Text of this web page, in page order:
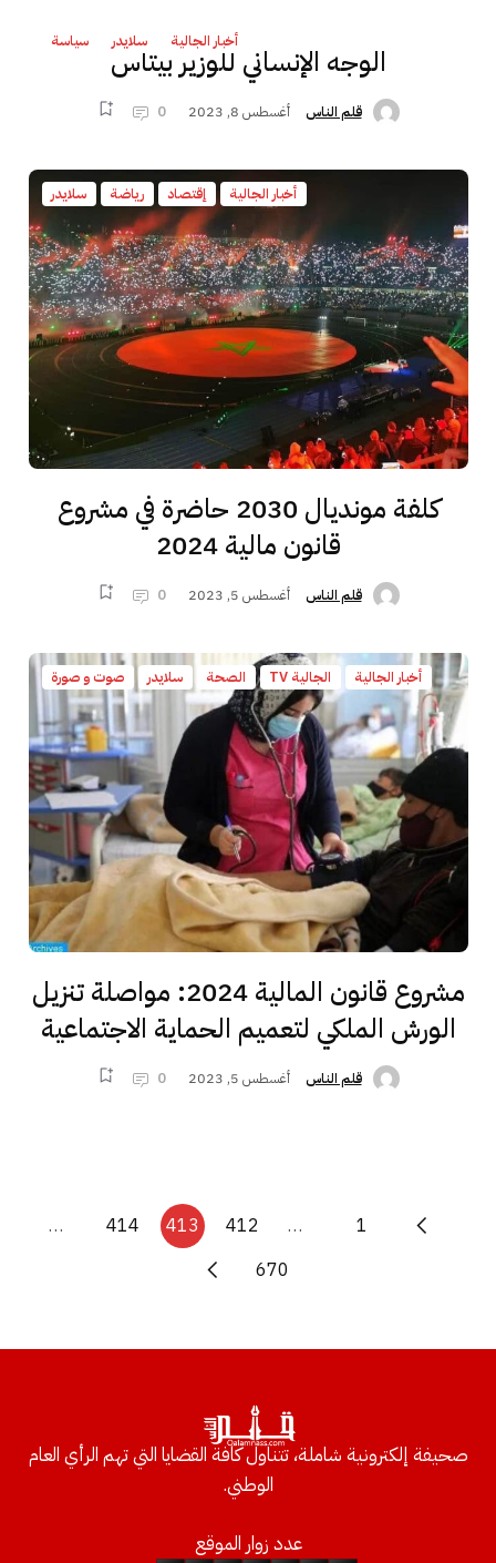
أخبار الجالية سلايدر سياسة
الوجه الإنساني للوزير بيتاس
قلم الناس أغسطس 8, 2023 0
أخبار الجالية إقتصاد رياضة سلايدر
كلفة مونديال 2030 حاضرة في مشروع
قانون مالية 2024
قلم الناس أغسطس 5, 2023 0
أخبار الجالية الجالية TV الصحة سلايدر صوت و صورة
مشروع قانون المالية 2024: مواصلة تنزيل
الورش الملكي لتعميم الحماية الاجتماعية
قلم الناس أغسطس 5, 2023 0
1
…
412
413
414
…
670
صحيفة إلكترونية شاملة، تتناول كافة القضايا التي تهم الرأي العام
الوطني.
عدد زوار الموقع